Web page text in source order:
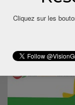
Cliquez sur les